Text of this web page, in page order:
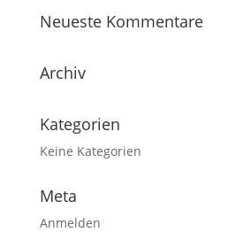
Neueste Kommentare
Archiv
Kategorien
Keine Kategorien
Meta
Anmelden